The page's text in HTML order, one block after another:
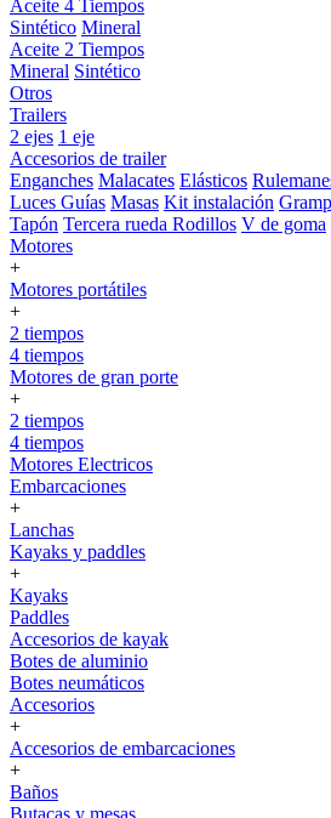
Aceite 4 Tiempos
Sintético Mineral
Aceite 2 Tiempos
Mineral Sintético
Otros
Trailers
2 ejes 1 eje
Accesorios de trailer
Enganches Malacates Elásticos
Luces Guías Masas Kit instalación
Tapón Tercera rueda Rodillos V de goma
Motores
+
Motores portátiles
+
2 tiempos
4 tiempos
Motores de gran porte
+
2 tiempos
4 tiempos
Motores Electricos
Embarcaciones
+
Lanchas
Kayaks y paddles
+
Kayaks
Paddles
Accesorios de kayak
Botes de aluminio
Botes neumáticos
Accesorios
+
Accesorios de embarcaciones
+
Baños
Butacas y mesas